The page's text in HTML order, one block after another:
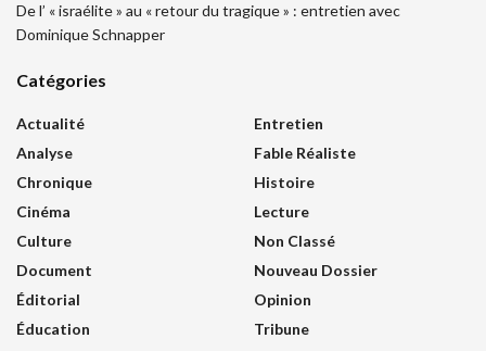
De l’ « israélite » au « retour du tragique » : entretien avec
Dominique Schnapper
Catégories
Actualité
Analyse
Chronique
Cinéma
Culture
Document
Éditorial
Éducation
Entretien
Fable Réaliste
Histoire
Lecture
Non Classé
Nouveau Dossier
Opinion
Tribune